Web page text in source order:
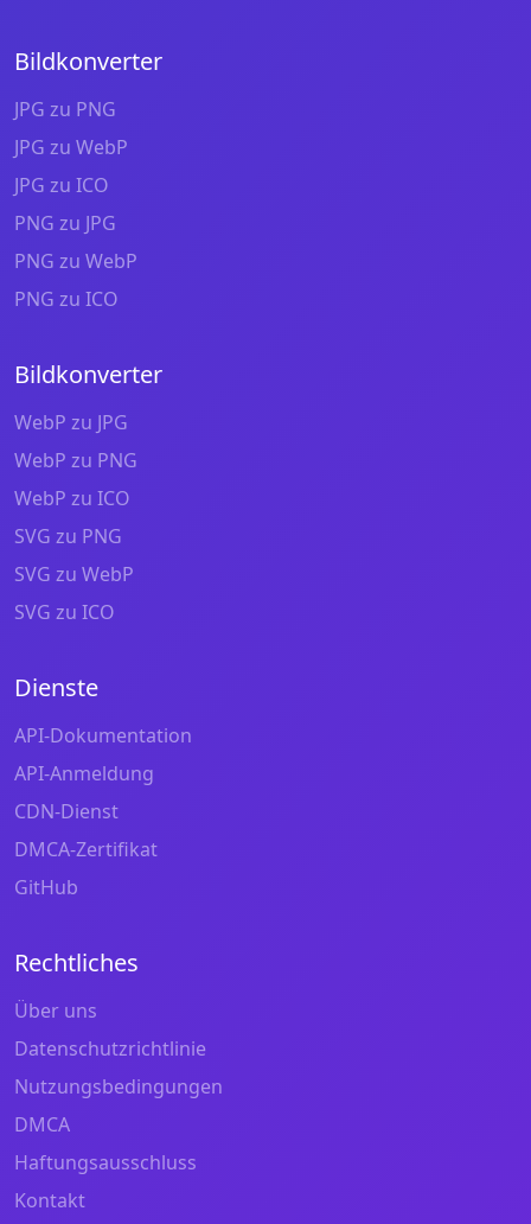
Bildkonverter
JPG zu PNG
JPG zu WebP
JPG zu ICO
PNG zu JPG
PNG zu WebP
PNG zu ICO
Bildkonverter
WebP zu JPG
WebP zu PNG
WebP zu ICO
SVG zu PNG
SVG zu WebP
SVG zu ICO
Dienste
API-Dokumentation
API-Anmeldung
CDN-Dienst
DMCA-Zertifikat
GitHub
Rechtliches
Über uns
Datenschutzrichtlinie
Nutzungsbedingungen
DMCA
Haftungsausschluss
Kontakt